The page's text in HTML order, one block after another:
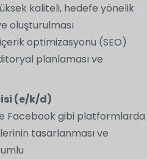
kaliteli, hedefe yönelik
oluşturulması
optimizasyonu (SEO)
planlaması ve
(e/k/d)
Facebook gibi platformlarda
tasarlanması ve